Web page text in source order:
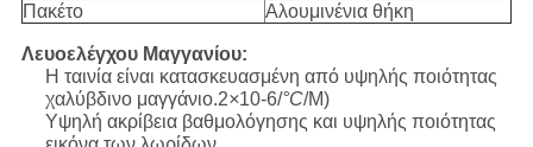
Πακέτο
Αλουμινένια θήκη
Λευοελέγχου Μαγγανίου:
Η ταινία είναι κατασκευασμένη από υψηλής ποιότητας
χαλύβδινο μαγγάνιο.2×10-6/°C/M)
Υψηλή ακρίβεια βαθμολόγησης και υψηλής ποιότητας